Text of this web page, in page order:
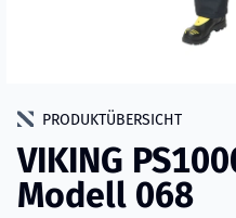
PRODUKTÜBERSICHT
VIKING
Modell 068